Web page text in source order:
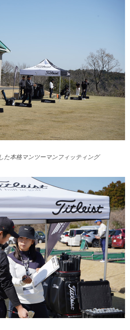
た本格マンツーマンフィッティング